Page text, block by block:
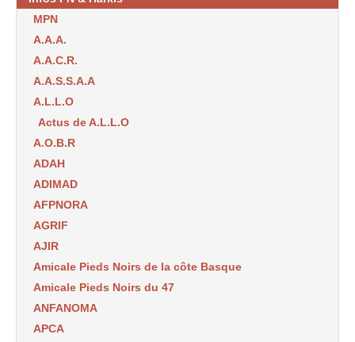
MPN
A.A.A.
A.A.C.R.
A.A.S.S.A.A
A.L.L.O
Actus de A.L.L.O
A.O.B.R
ADAH
ADIMAD
AFPNORA
AGRIF
AJIR
Amicale Pieds Noirs de la côte Basque
Amicale Pieds Noirs du 47
ANFANOMA
APCA